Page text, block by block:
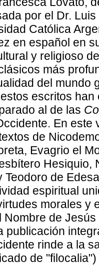
por el Dr.
Católica
en español en
y religioso
más
del mundo
escritos
al de las
En este
de
Evagrio el
Hesiquio,
Teodoro de
espiritual
morales y
de
publicación
rinde a la
de